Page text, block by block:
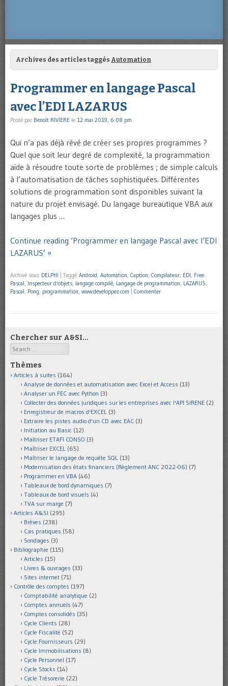
Archives des articles taggés Automation
Programmer en langage Pascal
avec l’EDI LAZARUS
Posté par Benoît RIVIERE le 12 mai 2019, 6:08 pm
Qui n’a pas déjà rêvé de créer ses propres programmes ?
Quel que soit leur degré de complexité, la programmation
aide à résoudre toute sorte de problèmes ; de simple calculs
à l’automatisation de tâches sophistiquées. Différentes
solutions de programmation sont disponibles suivant la
nature du projet envisagé. Du langage bureautique VBA aux
langages plus …
Continue reading ‘Programmer en langage Pascal avec l’EDI
LAZARUS’ »
Archivé sous DELPHI Taggé Android, Automation, Caption, Compilateur, EDI, Free
Pascal, Inspecteur d'objets, langage compilé, Langage de programmation, LAZARUS,
Pascal, Pong, programmation, www.developpez.com Commenter
Chercher sur A&SI…
Search
Thèmes
Articles à suites (164)
Analyse de données et automatisation avec Excel et Access (13)
Analyser un FEC avec Python (3)
Collecter des données juridiques sur les entreprises avec l'API SIRENE (2)
Enregistreur de macros d'EXCEL (3)
Extraire les pistes audio d'un CD avec EAC (3)
Initiation au Basic (12)
Maîtriser ETAFI CONSO (3)
Maîtriser EXCEL (65)
Maîtriser le langage de requête SQL (13)
Modernisation des états financiers (Règlement ANC 2022-06) (7)
Programmer en VBA (46)
Tableaux de bord dynamiques (7)
Tableaux de bord visuels (4)
TVA sur marge (7)
Articles A&SI (295)
Brèves (238)
Cas pratiques (58)
Sondages (3)
Bibliographie (115)
Articles (15)
Livres & ouvrages (33)
Sites internet (71)
Contrôle des comptes (197)
Comptabilité analytique (2)
Comptes annuels (47)
Comptes consolidés (35)
Cycle Clients (28)
Cycle Fiscalité (52)
Cycle Fournisseurs (29)
Cycle Immobilisations (8)
Cycle Personnel (17)
Cycle Stocks (14)
Cycle Trésorerie (22)